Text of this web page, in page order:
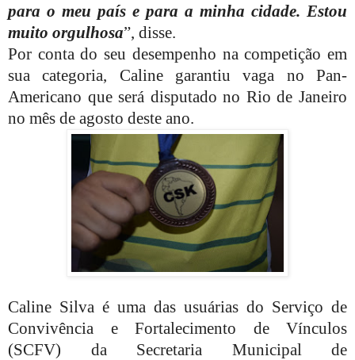
para o meu país e para a minha cidade. Estou
muito orgulhosa”, disse.
Por conta do seu desempenho na competição em
sua categoria, Caline garantiu vaga no Pan-
Americano que será disputado no Rio de Janeiro
no mês de agosto deste ano.
Caline Silva é uma das usuárias do Serviço de
Convivência e Fortalecimento de Vínculos
(SCFV) da Secretaria Municipal de